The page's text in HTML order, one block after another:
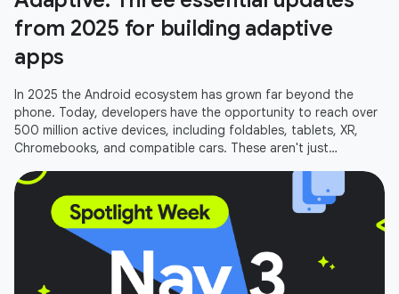
from 2025 for building adaptive
apps
In 2025 the Android ecosystem has grown far beyond the
phone. Today, developers have the opportunity to reach over
500 million active devices, including foldables, tablets, XR,
Chromebooks, and compatible cars. These aren't just